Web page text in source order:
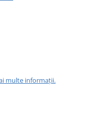
multe informații.